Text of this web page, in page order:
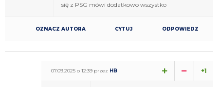
się z PSG mówi dodatkowo wszystko
OZNACZ AUTORA CYTUJ ODPOWIEDZ
07.09.2025 o 12:39 przez HB +1